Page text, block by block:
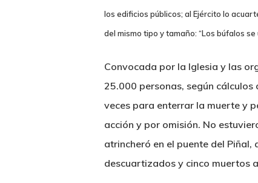
los edificios públicos; al Ejército lo
del mismo tipo y tamaño: “Los búfalos
Convocada por la Iglesia y las
25.000 personas, según
veces para enterrar la muerte y
acción y por omisión. No
atrincheró en el puente del
descuartizados y cinco muertos